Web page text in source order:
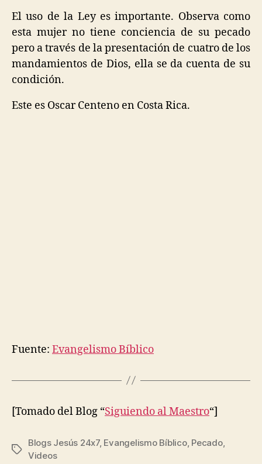
El uso de la Ley es importante. Observa como
esta mujer no tiene conciencia de su pecado
pero a través de la presentación de cuatro de los
mandamientos de Dios, ella se da cuenta de su
condición.
Este es Oscar Centeno en Costa Rica.
Fuente: Evangelismo Bíblico
[Tomado del Blog “Siguiendo al Maestro“]
Etiquetas
Blogs Jesús 24x7, Evangelismo Bíblico, Pecado,
Videos